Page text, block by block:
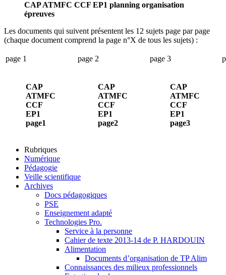
CAP ATMFC CCF EP1 planning organisation
épreuves
Les documents qui suivent présentent les 12 sujets page par page
(chaque document comprend la page n°X de tous les sujets) :
page 1 page 2 page 3
CAP
ATMFC
CCF
EP1
page1
CAP
ATMFC
CCF
EP1
page2
CAP
ATMFC
CCF
EP1
page3
Rubriques
Numérique
Pédagogie
Veille scientifique
Archives
Docs pédagogiques
PSE
Enseignement adapté
Technologies Pro.
Service à la personne
Cahier de texte 2013-14 de P. HARDOUIN
Alimentation
Documents d’organisation de TP Alim
Connaissances des milieux professionnels